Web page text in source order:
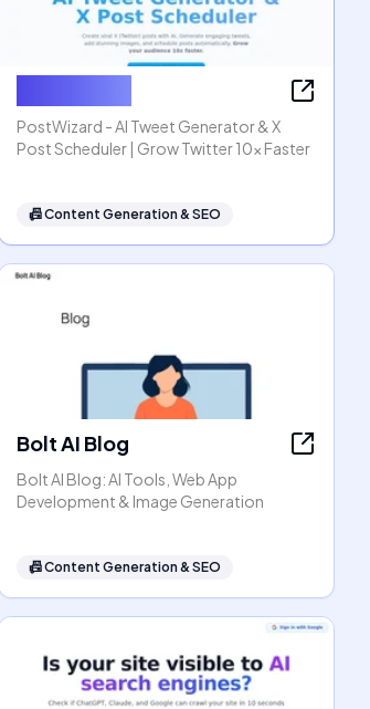
PostWizard - AI Tweet Generator & X
Post Scheduler | Grow Twitter 10x Faster
📠Content Generation & SEO
Bolt AI Blog
Bolt AI Blog: AI Tools, Web App
Development & Image Generation
📠Content Generation & SEO